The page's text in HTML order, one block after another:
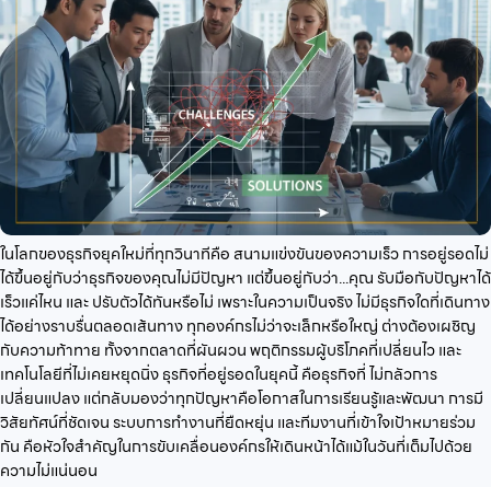
ในโลกของธุรกิจยุคใหม่ที่ทุกวินาทีคือ สนามแข่งขันของความเร็ว การอยู่รอดไม่
ได้ขึ้นอยู่กับว่าธุรกิจของคุณไม่มีปัญหา แต่ขึ้นอยู่กับว่า...คุณ รับมือกับปัญหาได้
เร็วแค่ไหน และ ปรับตัวได้ทันหรือไม่ เพราะในความเป็นจริง ไม่มีธุรกิจใดที่เดินทาง
ได้อย่างราบรื่นตลอดเส้นทาง ทุกองค์กรไม่ว่าจะเล็กหรือใหญ่ ต่างต้องเผชิญ
กับความท้าทาย ทั้งจากตลาดที่ผันผวน พฤติกรรมผู้บริโภคที่เปลี่ยนไว และ
เทคโนโลยีที่ไม่เคยหยุดนิ่ง ธุรกิจที่อยู่รอดในยุคนี้ คือธุรกิจที่ ไม่กลัวการ
เปลี่ยนแปลง แต่กลับมองว่าทุกปัญหาคือโอกาสในการเรียนรู้และพัฒนา การมี
วิสัยทัศน์ที่ชัดเจน ระบบการทำงานที่ยืดหยุ่น และทีมงานที่เข้าใจเป้าหมายร่วม
กัน คือหัวใจสำคัญในการขับเคลื่อนองค์กรให้เดินหน้าได้แม้ในวันที่เต็มไปด้วย
ความไม่แน่นอน